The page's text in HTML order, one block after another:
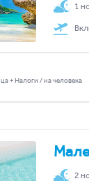
1
+ Налоги / на человека
2